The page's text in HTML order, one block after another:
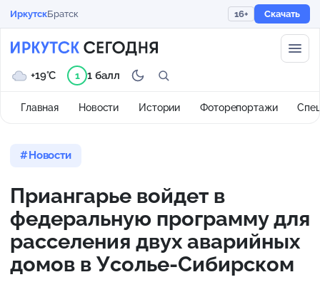
ИркутскБратск 16+ Скачать
Главная Новости Истории Фоторепортажи
+19°C 1 1 балл
Новости
Приангарье войдет в
федеральную программу для
расселения двух аварийных
домов в Усолье-Сибирском